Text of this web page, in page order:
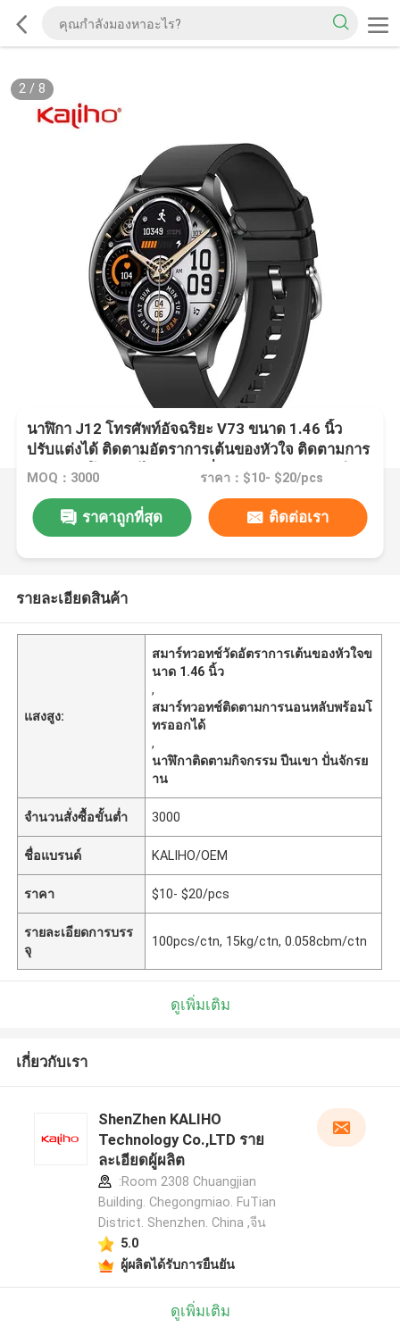
2/ 8
นาฬิกา J12 โทรศัพท์อัจฉริยะ V73 ขนาด 1.46 นิ้ว
ปรับแต่งได้ ติดตามอัตราการเต้นของหัวใจ ติดตามการ
นอนหลับ โทรออกได้ ปีนเขา ปั่นจักรยาน ขับรถสัตว์
เลี้ยง ช้อปปิ้ง ขึ้นรถเมล์ ติดตามกิจกรรม สร้อยข้อมือ
นาฬิกา โรงเรียน
MOQ：3000 ราคา：$10- $20/pcs
ราคาถูกที่สุด ติดต่อเรา
รายละเอียดสินค้า
แสงสูง:
สมาร์ทวอทช์วัดอัตราการเต้นของหัวใจข
นาด 1.46 นิ้ว
,
สมาร์ทวอทช์ติดตามการนอนหลับพร้อมโ
ทรออกได้
,
นาฬิกาติดตามกิจกรรม ปีนเขา ปั่นจักรย
าน
จำนวนสั่งซื้อขั้นต่ำ 3000
ชื่อแบรนด์ KALIHO/OEM
ราคา $10- $20/pcs
รายละเอียดการบรร
จุ
100pcs/ctn, 15kg/ctn, 0.058cbm/ctn
ดูเพิ่มเติม
เกี่ยวกับเรา
ShenZhen KALIHO
Technology Co.,LTD ราย
ละเอียดผู้ผลิต
:Room 2308 Chuangjian
Building. Chegongmiao. FuTian
District. Shenzhen. China ,จีน
5.0
ผู้ผลิตได้รับการยืนยัน
ดูเพิ่มเติม